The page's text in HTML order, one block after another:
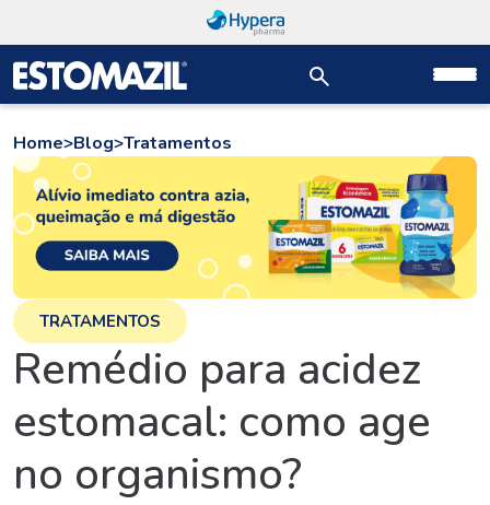
Home>Blog>Tratamentos
TRATAMENTOS
Remédio para acidez
estomacal: como age
no organismo?